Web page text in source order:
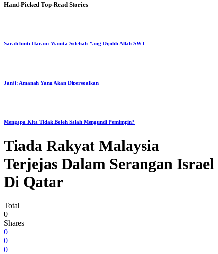
Hand-Picked Top-Read Stories
Sarah binti Haran: Wanita Solehah Yang Dipilih Allah SWT
Janji: Amanah Yang Akan Dipersoalkan
Mengapa Kita Tidak Boleh Salah Mengundi Pemimpin?
Tiada Rakyat Malaysia
Terjejas Dalam Serangan Israel
Di Qatar
Total
0
Shares
0
0
0